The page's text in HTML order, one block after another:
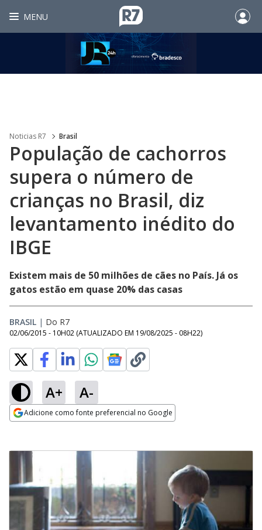
MENU
Noticias R7 Brasil
População de cachorros
supera o número de
crianças no Brasil, diz
levantamento inédito do
IBGE
Existem mais de 50 milhões de cães no País. Já os
gatos estão em quase 20% das casas
BRASIL | Do R7
02/06/2015 - 10H02 (ATUALIZADO EM 19/08/2025 - 08H22)
A+ A-
Adicione como fonte preferencial no Google